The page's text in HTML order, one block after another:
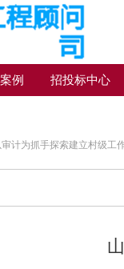
例 招投标中心
计为抓手探索建立村级工